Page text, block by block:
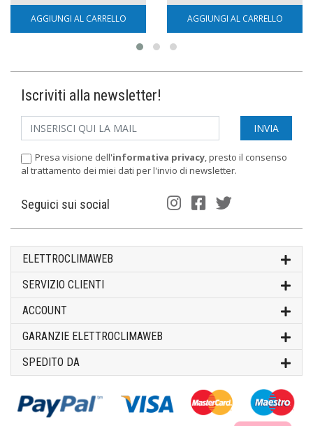
AGGIUNGI AL CARRELLO AGGIUNGI AL CARRELLO
Iscriviti alla newsletter!
Presa visione dell'informativa privacy, presto il consenso
al trattamento dei miei dati per l'invio di newsletter.
Seguici sui social
ELETTROCLIMAWEB
SERVIZIO CLIENTI
ACCOUNT
GARANZIE ELETTROCLIMAWEB
SPEDITO DA